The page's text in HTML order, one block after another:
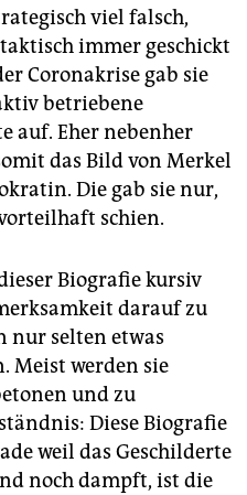
viel falsch,
immer geschickt
Coronakrise gab sie
betriebene
auf. Eher nebenher
das Bild von Merkel
Die gab sie nur,
schien.
Biografie kursiv
darauf zu
nur selten etwas
Meist werden sie
und zu
Diese Biografie
weil das Geschilderte
noch dampft, ist die